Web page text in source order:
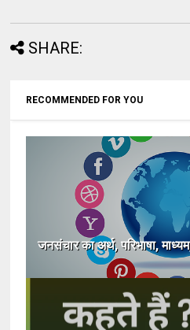
SHARE:
RECOMMENDED FOR YOU
जनसंचार का अर्थ, परिभाषा,